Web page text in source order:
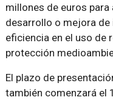
millones de euros
desarrollo o mejora
eficiencia en el uso de
protección
El plazo de
también comenzará el